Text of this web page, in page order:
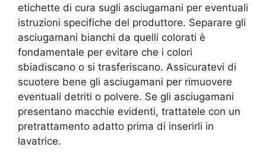
etichette di cura sugli asciugamani per eventuali
istruzioni specifiche del produttore. Separare gli
asciugamani bianchi da quelli colorati è
fondamentale per evitare che i colori
sbiadiscano o si trasferiscano. Assicuratevi di
scuotere bene gli asciugamani per rimuovere
eventuali detriti o polvere. Se gli asciugamani
presentano macchie evidenti, trattatele con un
pretrattamento adatto prima di inserirli in
lavatrice.